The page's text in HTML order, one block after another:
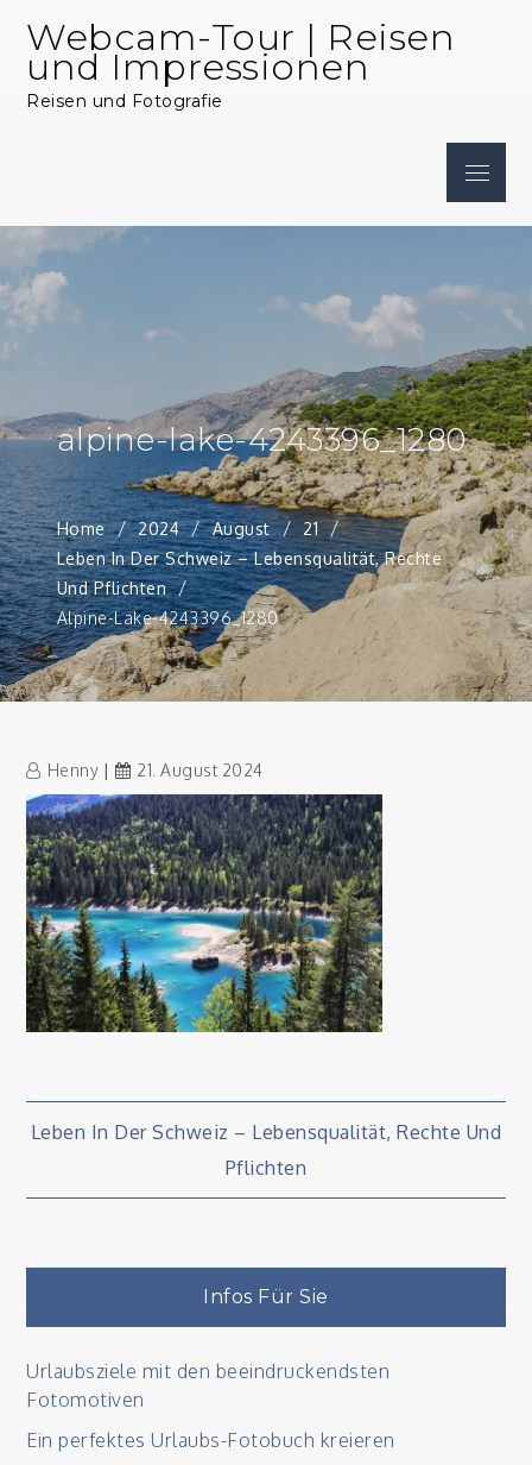
content
Webcam-Tour | Reisen
und Impressionen
Reisen und Fotografie
Menu
alpine-lake-4243396_1280
Home 2024 August
21
Leben In Der Schweiz – Lebensqualität, Rechte
Und Pflichten
Alpine-Lake-4243396_1280
Henny 21. August 2024
Beitragsnavigation
Leben In Der Schweiz – Lebensqualität, Rechte Und
Pflichten
Infos Für Sie
Urlaubsziele mit den beeindruckendsten
Fotomotiven
Ein perfektes Urlaubs-Fotobuch kreieren